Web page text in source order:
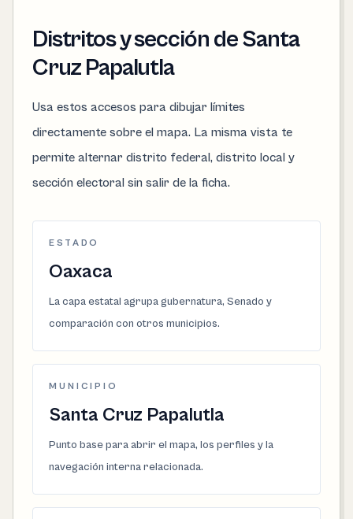
Distritos y sección de Santa
Cruz Papalutla
Usa estos accesos para dibujar límites
directamente sobre el mapa. La misma vista te
permite alternar distrito federal, distrito local y
sección electoral sin salir de la ficha.
ESTADO
Oaxaca
La capa estatal agrupa gubernatura, Senado y
comparación con otros municipios.
MUNICIPIO
Santa Cruz Papalutla
Punto base para abrir el mapa, los perfiles y la
navegación interna relacionada.